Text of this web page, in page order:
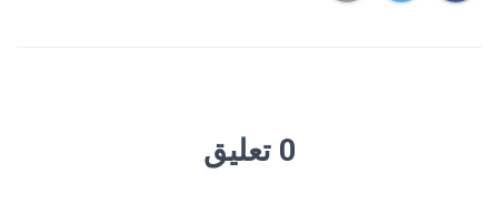
0 تعليق